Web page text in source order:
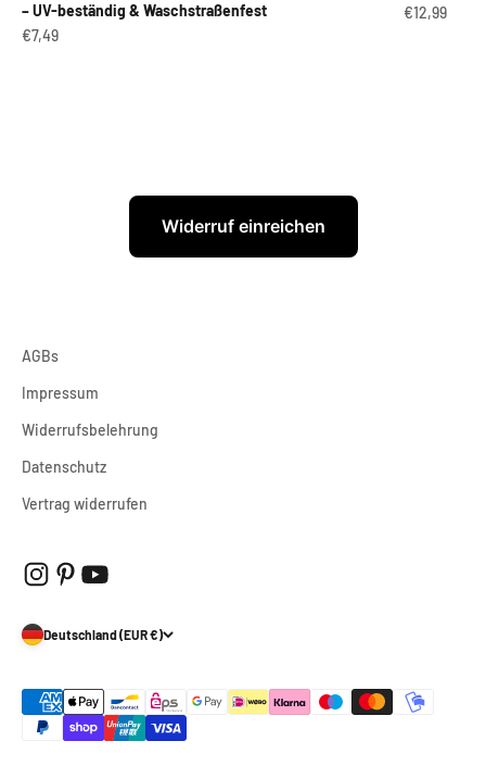
– UV-beständig & Waschstraßenfest
Angebot
€7,49
Angebot
€12,99
Widerruf einreichen
AGBs
Impressum
Widerrufsbelehrung
Datenschutz
Vertrag widerrufen
Deutschland (EUR €)